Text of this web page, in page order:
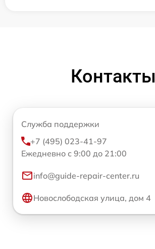
Контакты
Служба поддержки
+7 (495) 023-41-97
Ежедневно с 9:00 до 21:00
info@guide-repair-center.ru
Новослободская улица, дом 4